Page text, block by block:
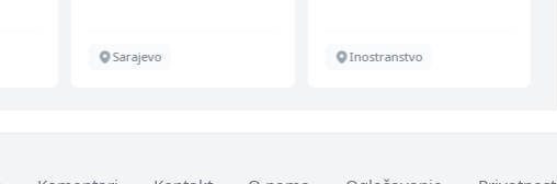
Sarajevo Inostranstvo